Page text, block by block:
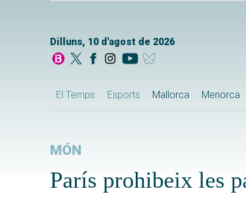
Dilluns, 10 d'agost de 2026
El Temps Esports Mallorca Menorca
MÓN
París prohibeix les